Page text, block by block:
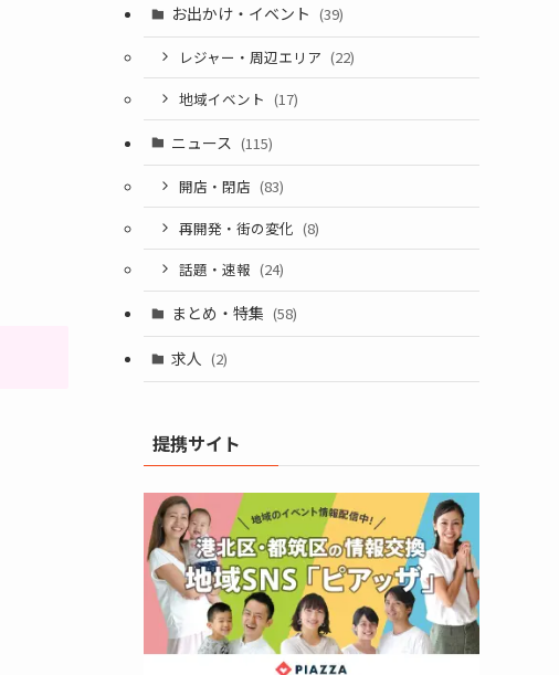
お出かけ・イベント (39)
レジャー・周辺エリア (22)
地域イベント (17)
ニュース (115)
開店・閉店 (83)
再開発・街の変化 (8)
話題・速報 (24)
まとめ・特集 (58)
求人 (2)
提携サイト